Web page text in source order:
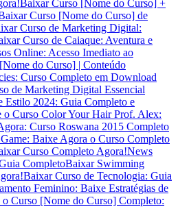
Baixar Curso [Nome do Curso] +
Curso [Nome do Curso] de
Curso de Marketing Digital:
Curso de Caiaque: Aventura e
Online: Acesso Imediato ao
do Curso] | Conteúdo
Curso Completo em Download
de Marketing Digital Essencial
Estilo 2024: Guia Completo e
o Curso Color Your Hair Prof. Alex:
Curso Roswana 2015 Completo
Baixe Agora o Curso Completo
Curso Completo Agora!News
CompletoBaixar Swimming
Baixar Curso de Tecnologia: Guia
Feminino: Baixe Estratégias de
Curso [Nome do Curso] Completo: